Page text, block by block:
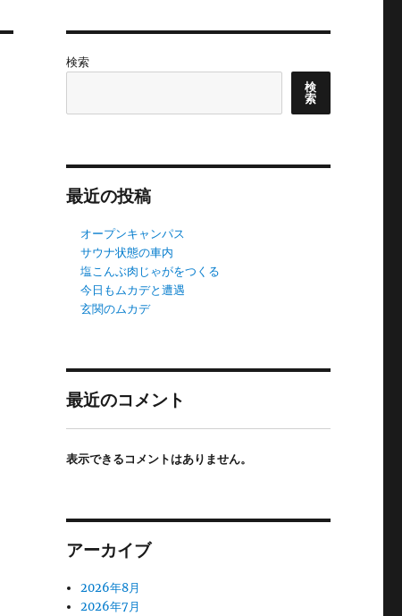
検索
検
索
最近の投稿
オープンキャンパス
サウナ状態の車内
塩こんぶ肉じゃがをつくる
今日もムカデと遭遇
玄関のムカデ
最近のコメント
表示できるコメントはありません。
アーカイブ
2026年8月
2026年7月